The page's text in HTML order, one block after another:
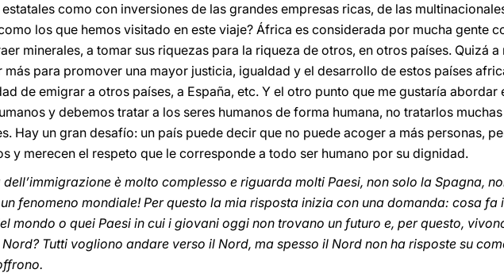
como con inversiones de las grandes empresas ricas, de las
los que hemos visitado en este viaje? África es considerada por mucha gente
minerales, a tomar sus riquezas para la riqueza de otros, en otros países. Quizá
más para promover una mayor justicia, igualdad y el desarrollo de estos países
de emigrar a otros países, a España, etc. Y el otro punto que me gustaría abordar
y debemos tratar a los seres humanos de forma humana, no tratarlos
Hay un gran desafío: un país puede decir que no puede acoger a más personas,
y merecen el respeto que le corresponde a todo ser humano por su dignidad.
dell’immigrazione è molto complesso e riguarda molti Paesi, non solo la Spagna,
fenomeno mondiale! Per questo la mia risposta inizia con una domanda: cosa
mondo o quei Paesi in cui i giovani oggi non trovano un futuro e, per questo,
Tutti vogliono andare verso il Nord, ma spesso il Nord non ha risposte su